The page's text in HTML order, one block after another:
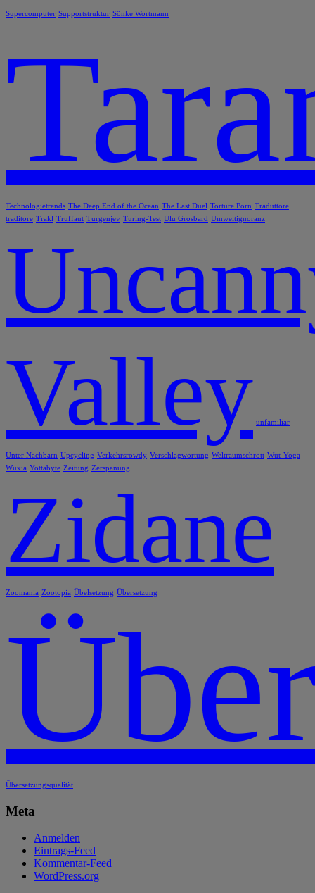
Supercomputer Supportstruktur Sönke Wortmann
Technologietrends The Deep End of the Ocean The Last Duel Torture Porn Traduttore
traditore Trakl Truffaut Turgenjev Turing-Test Ulu Grosbard Umweltignoranz
Valley unfamiliar
Unter Nachbarn Upcycling Verkehrsrowdy Verschlagwortung Weltraumschrott Wut-Yoga
Wuxia Yottabyte Zeitung Zerspanung
Zidane
Zoomania Zootopia Übelsetzung Übersetzung
Übersetzungsqualität
Meta
Anmelden
Eintrags-Feed
Kommentar-Feed
WordPress.org